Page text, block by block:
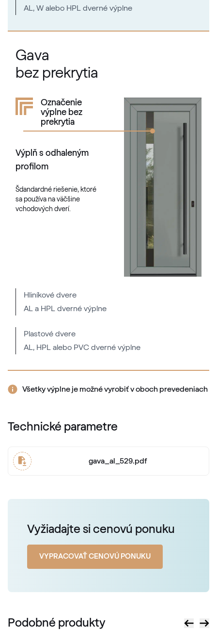
AL, W alebo HPL dverné výplne
Gava
bez prekrytia
Označenie
výplne bez
prekrytia
Výplň s odhaleným
profilom
Šdandardné riešenie, ktoré
sa používa na väčšine
vchodových dverí.
Hliníkové dvere
AL a HPL dverné výplne
Plastové dvere
AL, HPL alebo PVC dverné výplne
Všetky výplne je možné vyrobiť v oboch prevedeniach
Technické parametre
gava_al_529.pdf
Vyžiadajte si cenovú ponuku
VYPRACOVAŤ CENOVÚ PONUKU
Podobné produkty